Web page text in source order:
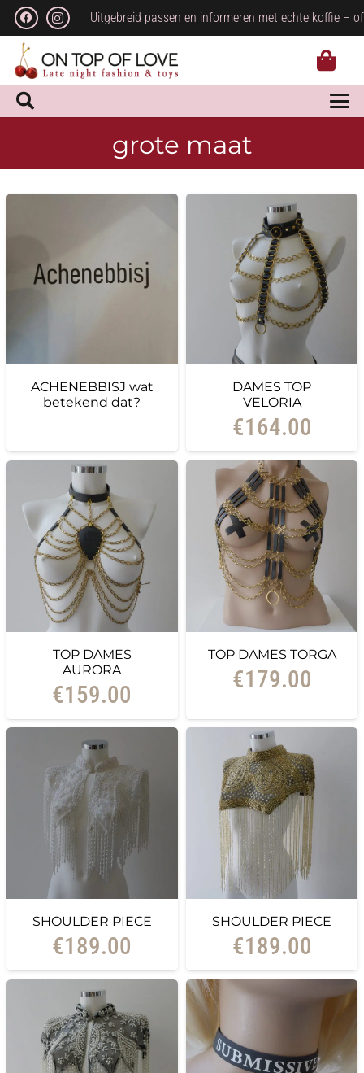
Uitgebreid passen en informeren met echte koffie –
grote maat
ACHENEBBISJ wat
betekend dat?
DAMES TOP
VELORIA
€164.00
TOP DAMES
AURORA
€159.00
TOP DAMES TORGA
€179.00
SHOULDER PIECE
€189.00
SHOULDER PIECE
€189.00